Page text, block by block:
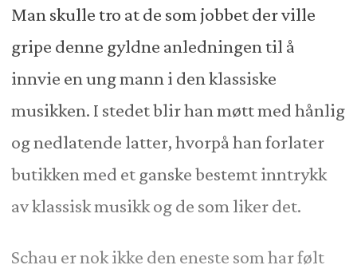
Man skulle tro at de som jobbet der ville
gripe denne gyldne anledningen til å
innvie en ung mann i den klassiske
musikken. I stedet blir han møtt med hånlig
og nedlatende latter, hvorpå han forlater
butikken med et ganske bestemt inntrykk
av klassisk musikk og de som liker det.
Schau er nok ikke den eneste som har følt